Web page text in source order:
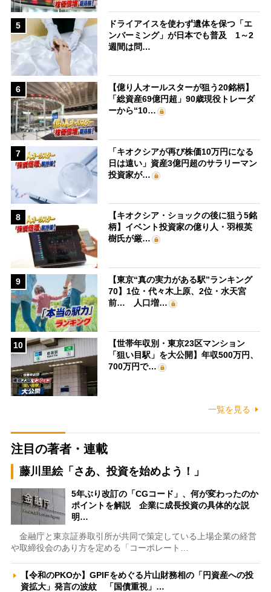
5
ドライアイスを使わず遺体を保つ「エ
ンバーミング」が日本でも普及 1～2
週間は問…
6
【億り人オールスターが狙う20銘柄】
「総資産69億円超」90歳現役トレーダ
ーから“10…
7
「キオクシアが再び株価10万円になる
日は遠い」資産3億円超のサラリーマン
投資家が…
8
【キオクシア・ショックの後に狙う5銘
柄】イベント投資家の億り人・羽根英
樹氏が厳…
9
【東京“真の実力がある駅”ランキング
70】1位・代々木上原、2位・水天宮
前… 人口増…
10
【世帯年収別・東京23区マンション
「狙い目駅」を大公開】年収500万円、
700万円で…
一覧を見る
注目の著者・連載
藤川里絵「さあ、投資を始めよう！」
5年ぶり改訂の「CGコード」、何が変わったのか
ポイントを解説 企業に成長投資の具体的な説
明…
金融庁と東京証券取引所が共同で策定している上場企業の経営
や取締役会のあり方を定める「コーポレート…
【令和のPKOか】GPIFをめぐる片山財務相の「円資産への投
資拡大」発言の波紋 「国債重視」…